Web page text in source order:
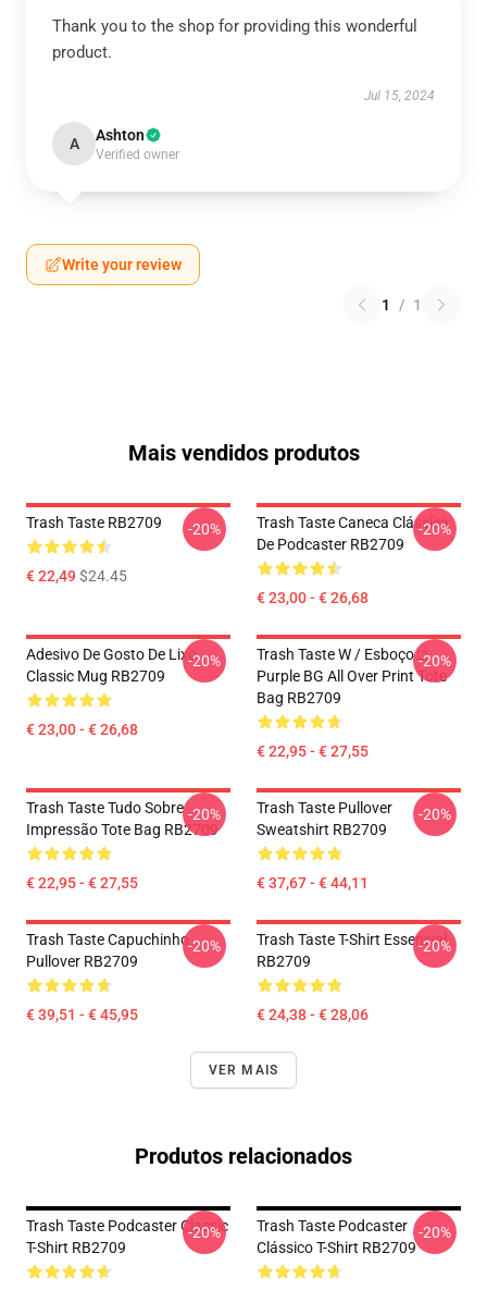
Thank you to the shop for providing this wonderful
product.
Jul 15, 2024
A Ashton
Verified owner
Write your review
1 / 1
Mais vendidos produtos
Trash Taste RB2709
€ 22,49$24.45
-20%
Trash Taste Caneca Clássica
De Podcaster RB2709
€ 23,00 - € 26,68
-20%
Adesivo De Gosto De Lixo
Classic Mug RB2709
€ 23,00 - € 26,68
-20%
Trash Taste W / Esboço □
Purple BG All Over Print Tote
Bag RB2709
€ 22,95 - € 27,55
-20%
Trash Taste Tudo Sobre
Impressão Tote Bag RB2709
€ 22,95 - € 27,55
-20%
Trash Taste Pullover
Sweatshirt RB2709
€ 37,67 - € 44,11
-20%
Trash Taste Capuchinho
Pullover RB2709
€ 39,51 - € 45,95
-20%
Trash Taste T-Shirt Essencial
RB2709
€ 24,38 - € 28,06
-20%
VER MAIS
Produtos relacionados
Trash Taste Podcaster Classic
T-Shirt RB2709
-20%
Trash Taste Podcaster
Clássico T-Shirt RB2709
-20%